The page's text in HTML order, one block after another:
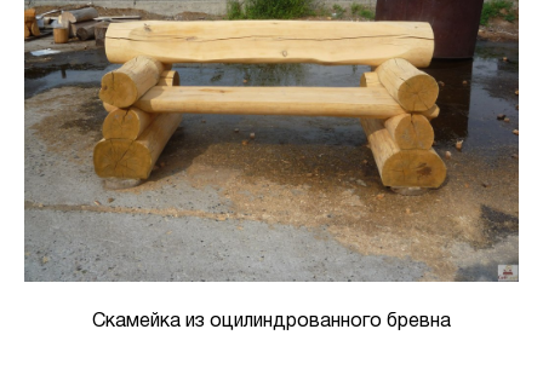
Скамейка из оцилиндрованного бревна